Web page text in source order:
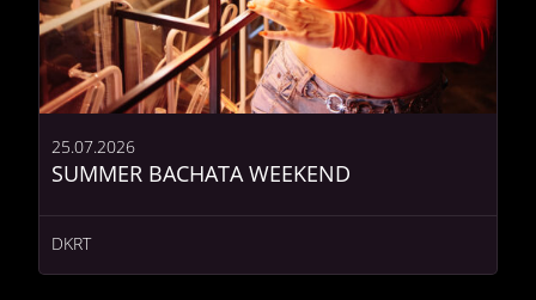
SUMMER BACHATA WEEKEND
25.07.2026
DKRT